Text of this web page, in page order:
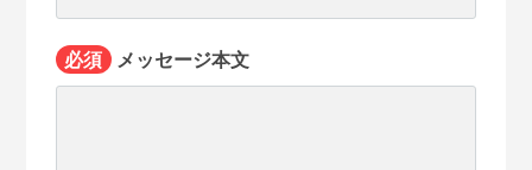
必須 メッセージ本文